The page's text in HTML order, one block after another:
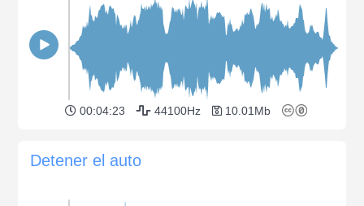
00:04:23 44100Hz 10.01Mb
Detener el auto